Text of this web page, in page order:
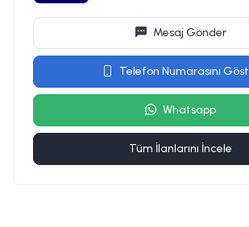
Mesaj Gönder
Telefon Numarasını
Whatsapp
Tüm İlanlarını İncele